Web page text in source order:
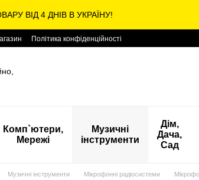
ВІД 4 ДНІВ В УКРАЇНУ!
Політика конфіденційності
Комп`ютери,
Мережі
Музичні
інструменти
Дім,
Дача,
Сад
Музичні інструменти Мікрофонні радіосистеми